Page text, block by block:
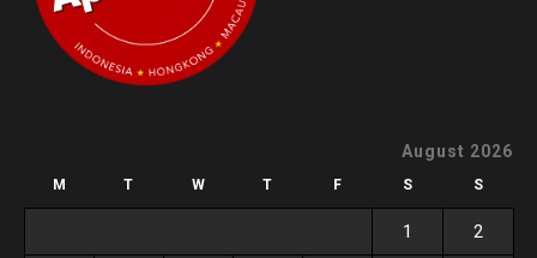
August 2026
M T W T F S S
1 2